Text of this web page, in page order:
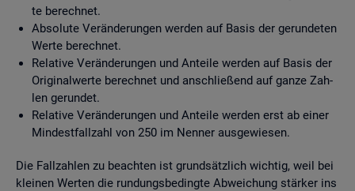
te be­rech­net.
Ab­so­lu­te Ver­än­de­run­gen wer­den auf Basis der ge­run­de­ten
Werte be­rech­net.
Re­la­ti­ve Ver­än­de­run­gen und An­tei­le wer­den auf Basis der
Ori­gi­nal­wer­te be­rech­net und an­schlie­ßend auf ganze Zah­
len ge­run­det.
Re­la­ti­ve Ver­än­de­run­gen und An­tei­le wer­den erst ab einer
Min­dest­fall­zahl von 250 im Nen­ner aus­ge­wie­sen.
Die Fall­zah­len zu be­ach­ten ist grund­sätz­lich wich­tig, weil bei
klei­nen Wer­ten die run­dungs­be­ding­te Ab­wei­chung stär­ker ins